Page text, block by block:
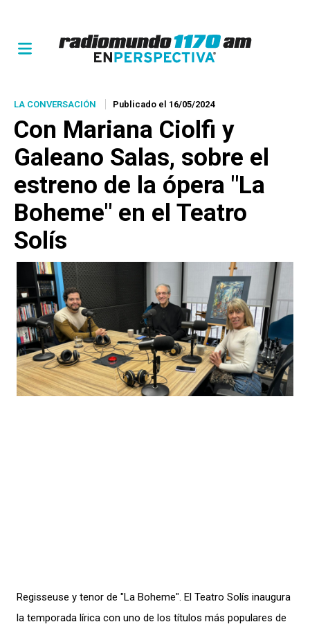
LA CONVERSACIÓN Publicado el 16/05/2024
Con Mariana Ciolfi y
Galeano Salas, sobre el
estreno de la ópera "La
Boheme" en el Teatro
Solís
Regisseuse y tenor de "La Boheme". El Teatro Solís inaugura
la temporada lírica con uno de los títulos más populares de